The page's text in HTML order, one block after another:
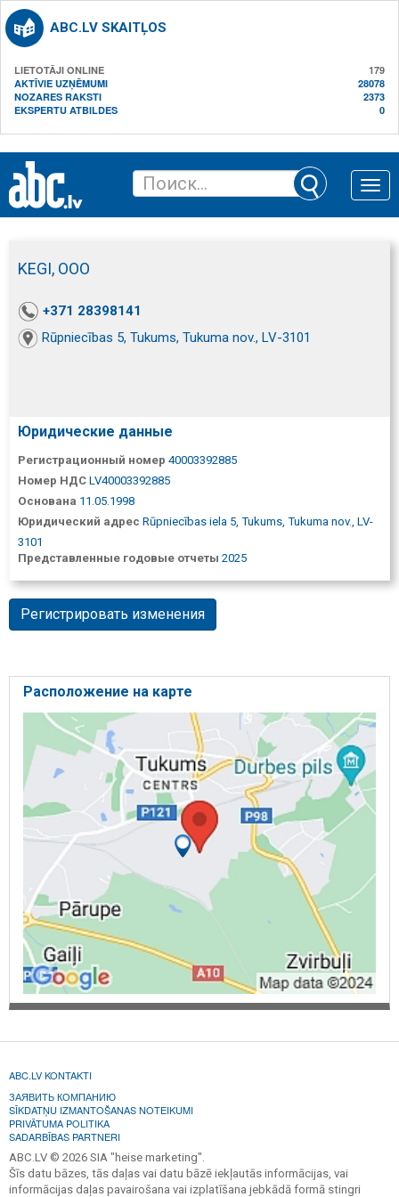
ABC.LV SKAITĻOS
LIETOTĀJI ONLINE
179
AKTĪVIE UZŅĒMUMI
28078
NOZARES RAKSTI
2373
EKSPERTU ATBILDES
0
Toggle
KEGI, ООО
+371 28398141
Rūpniecības 5, Tukums, Tukuma nov., LV-3101
Юридические данные
Регистрационный номер 40003392885
Номер НДС LV40003392885
Основана 11.05.1998
Юридический адрес Rūpniecības iela 5, Tukums, Tukuma nov., LV-
3101
Представленные годовые отчеты 2025
Регистрировать изменения
Расположение на карте
ABC.LV KONTAKTI
ЗАЯВИТЬ КОМПАНИЮ
SĪKDATŅU IZMANTOŠANAS NOTEIKUMI
PRIVĀTUMA POLITIKA
SADARBĪBAS PARTNERI
ABC.LV © 2026 SIA "heise marketing".
Šīs datu bāzes, tās daļas vai datu bāzē iekļautās informācijas, vai
informācijas daļas pavairošana vai izplatīšana jebkādā formā stingri